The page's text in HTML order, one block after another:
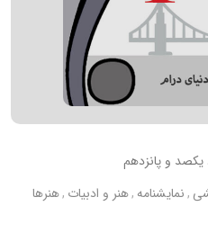
یکصد و پانزدهم
نمایشنامه هنر و ادبیات هنرها